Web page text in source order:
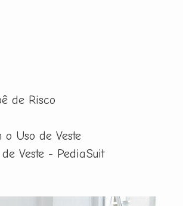
de Risco
Uso de Veste
Veste - PediaSuit